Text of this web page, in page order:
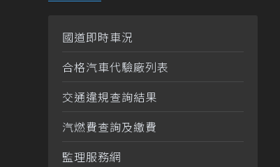
國道即時車況
合格汽車代驗廠列表
交通違規查詢結果
汽燃費查詢及繳費
監理服務網